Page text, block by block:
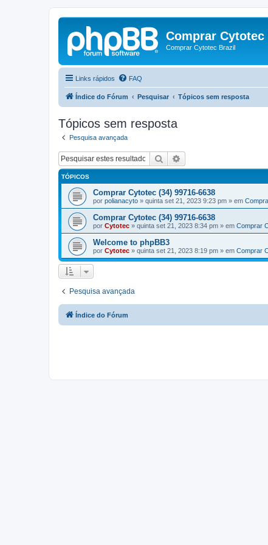
Comprar Cytotec
Comprar Cytotec Brazil
Links rápidos FAQ
Índice do Fórum Pesquisar Tópicos sem resposta
Tópicos sem resposta
Pesquisa avançada
Pesquisar
TÓPICOS
Comprar Cytotec (34) 99716-6638
por polianacyto » quinta set 21, 2023 9:23 pm » em
Comprar Cytotec (34) 99716-6638
por Cytotec » quinta set 21, 2023 8:34 pm » em Comprar
Welcome to phpBB3
por Cytotec » quinta set 21, 2023 8:19 pm » em Comprar
Pesquisa avançada
Índice do Fórum